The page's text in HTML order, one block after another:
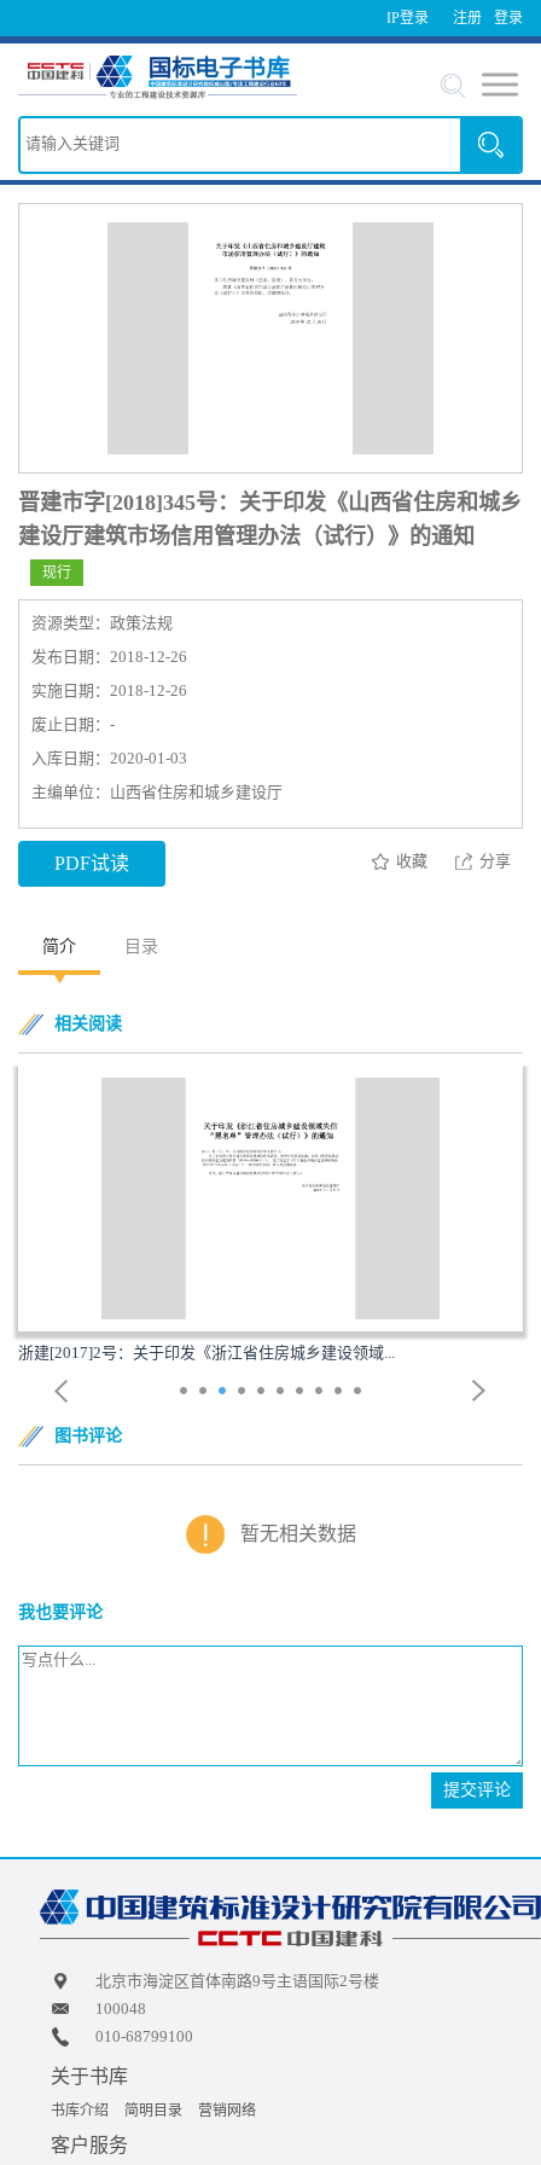
IP登录 登录
注册
晋建市字[2018]345号：关于印发《山西省住房和城乡
建设厅建筑市场信用管理办法（试行）》的通知
现行
资源类型：政策法规
发布日期：2018-12-26
实施日期：2018-12-26
废止日期：-
入库日期：2020-01-03
主编单位：山西省住房和城乡建设厅
PDF试读 收藏 分享
简介 目录
相关阅读
浙建[2017]2号：关于印发《浙江省住房城乡建设领域...
图书评论
暂无相关数据
我也要评论
提交评论
北京市海淀区首体南路9号主语国际2号楼
100048
010-68799100
关于书库
书库介绍 简明目录 营销网络
客户服务